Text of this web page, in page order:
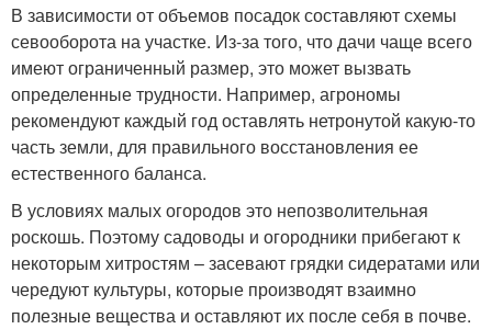
В зависимости от объемов посадок составляют схемы
севооборота на участке. Из-за того, что дачи чаще всего
имеют ограниченный размер, это может вызвать
определенные трудности. Например, агрономы
рекомендуют каждый год оставлять нетронутой какую-то
часть земли, для правильного восстановления ее
естественного баланса.
В условиях малых огородов это непозволительная
роскошь. Поэтому садоводы и огородники прибегают к
некоторым хитростям – засевают грядки сидератами или
чередуют культуры, которые производят взаимно
полезные вещества и оставляют их после себя в почве.